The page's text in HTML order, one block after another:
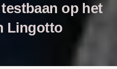
op het
Lingotto